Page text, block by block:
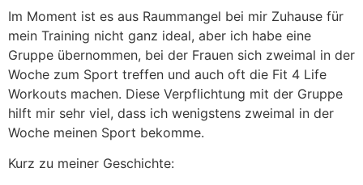
Im Moment ist es aus Raummangel bei mir Zuhause für
mein Training nicht ganz ideal, aber ich habe eine
Gruppe übernommen, bei der Frauen sich zweimal in der
Woche zum Sport treffen und auch oft die Fit 4 Life
Workouts machen. Diese Verpflichtung mit der Gruppe
hilft mir sehr viel, dass ich wenigstens zweimal in der
Woche meinen Sport bekomme.
Kurz zu meiner Geschichte: